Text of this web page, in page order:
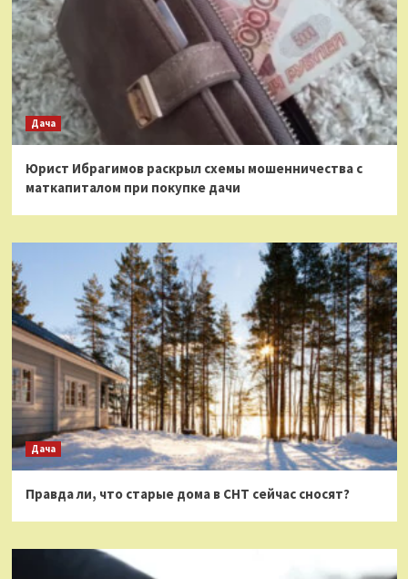
Дача
Юрист Ибрагимов раскрыл схемы мошенничества с
маткапиталом при покупке дачи
Дача
Правда ли, что старые дома в СНТ сейчас сносят?